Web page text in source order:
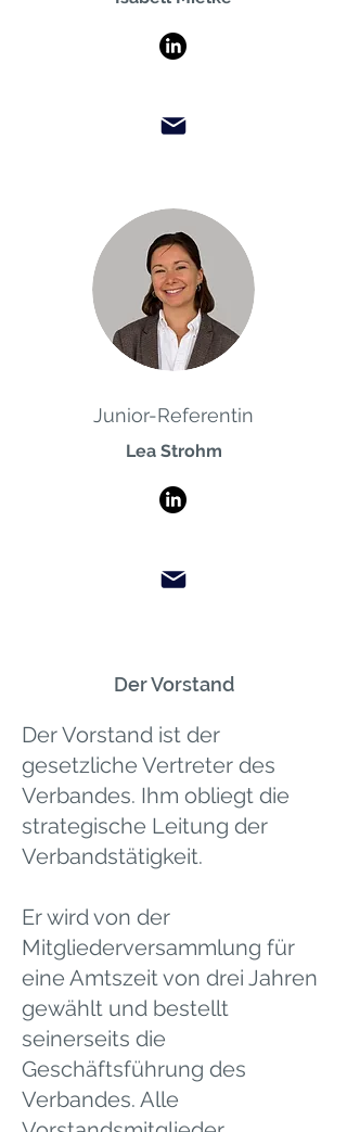
Junior-Referentin
Lea Strohm
Der Vorstand
Der Vorstand ist der
gesetzliche Vertreter des
Verbandes. Ihm obliegt die
strategische Leitung der
Verbandstätigkeit.
Er wird von der
Mitgliederversammlung für
eine Amtszeit von drei Jahren
gewählt und bestellt
seinerseits die
Geschäftsführung des
Verbandes. Alle